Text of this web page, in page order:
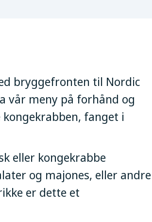
bryggefronten til Nordic
vår meny på forhånd og
fanget i
eller kongekrabbe
og majones, eller andre
er dette et